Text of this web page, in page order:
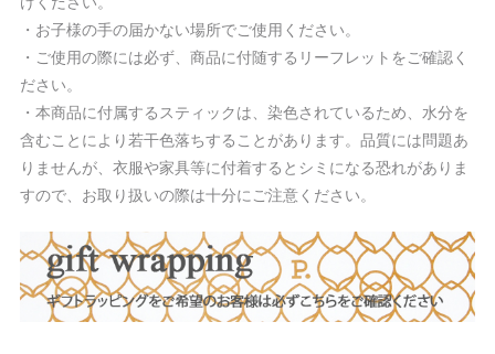
・お子様の手の届かない場所でご使用ください。
・ご使用の際には必ず、商品に付随するリーフレットをご確認く
ださい。
・本商品に付属するスティックは、染色されているため、水分を
含むことにより若干色落ちすることがあります。品質には問題あ
りませんが、衣服や家具等に付着するとシミになる恐れがありま
すので、お取り扱いの際は十分にご注意ください。